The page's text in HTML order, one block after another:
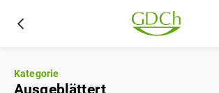
Kategorie
Ausgeblättert